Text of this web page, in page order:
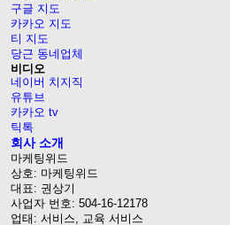
구글 지도
카카오 지도
티 지도
당근 동네업체
비디오
네이버 치지직
유튜브
카카오 tv
틱톡
회사 소개
마케팅위드
상호: 마케팅위드
대표: 권상기
사업자 번호: 504-16-12178
업태: 서비스, 교육 서비스